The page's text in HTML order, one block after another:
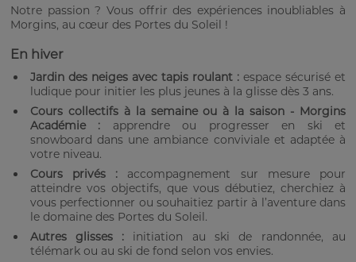
Notre passion ? Vous offrir des expériences inoubliables à
Morgins, au cœur des Portes du Soleil !
En hiver
Jardin des neiges avec tapis roulant : espace sécurisé et
ludique pour initier les plus jeunes à la glisse dès 3 ans.
Cours collectifs à la semaine ou à la saison - Morgins
Académie : apprendre ou progresser en ski et
snowboard dans une ambiance conviviale et adaptée à
votre niveau.
Cours privés : accompagnement sur mesure pour
atteindre vos objectifs, que vous débutiez, cherchiez à
vous perfectionner ou souhaitiez partir à l’aventure dans
le domaine des Portes du Soleil.
Autres glisses : initiation au ski de randonnée, au
télémark ou au ski de fond selon vos envies.